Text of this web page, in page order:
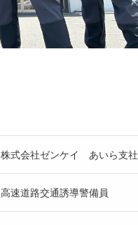
株式会社ゼンケイ あいら支社
高速道路交通誘導警備員